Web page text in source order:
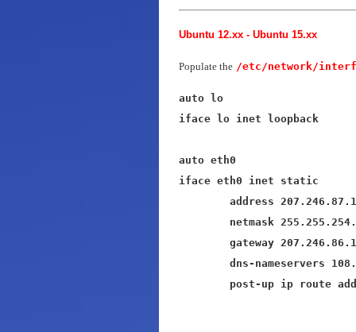
Ubuntu 12.xx - Ubuntu 15.xx
Populate the /etc/network/
auto lo
iface lo inet loopback
auto eth0
iface eth0 inet static
post-up ip route